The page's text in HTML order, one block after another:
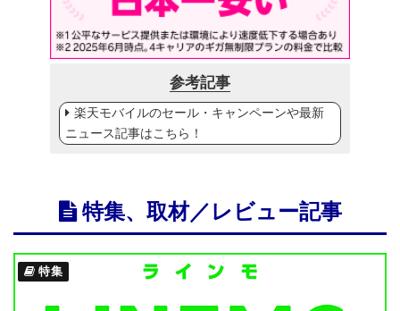
参考記事
楽天モバイルのセール・キャンペーンや最新
ニュース記事はこちら！
特集、取材／レビュー記事
特集